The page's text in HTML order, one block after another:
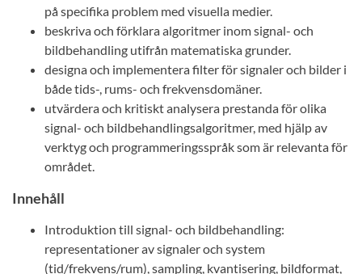
på specifika problem med visuella medier.
beskriva och förklara algoritmer inom signal- och
bildbehandling utifrån matematiska grunder.
designa och implementera filter för signaler och bilder i
både tids-, rums- och frekvensdomäner.
utvärdera och kritiskt analysera prestanda för olika
signal- och bildbehandlingsalgoritmer, med hjälp av
verktyg och programmeringsspråk som är relevanta för
området.
Innehåll
Introduktion till signal- och bildbehandling:
representationer av signaler och system
(tid/frekvens/rum), sampling, kvantisering, bildformat,